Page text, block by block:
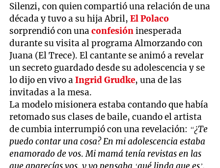
Silenzi, con quien compartió una relación de una
década y tuvo a su hija Abril,El Polaco
sorprendió con unaconfesióninesperada
durante su visita al programa Almorzando con
Juana (El Trece). El cantante se animó a revelar
un secreto guardado desde su adolescencia y se
lo dijo en vivo aIngrid Grudke, una de las
invitadas a la mesa.
La modelo misionera estaba contando que había
retomado sus clases de baile, cuando el artista
de cumbia interrumpió con una revelación: “¿Te
puedo contar una cosa? En mi adolescencia estaba
enamorado de vos.Mi mamá tenía revistas en las
que aparecías vos, y yo pensaba ‘qué linda que es’.